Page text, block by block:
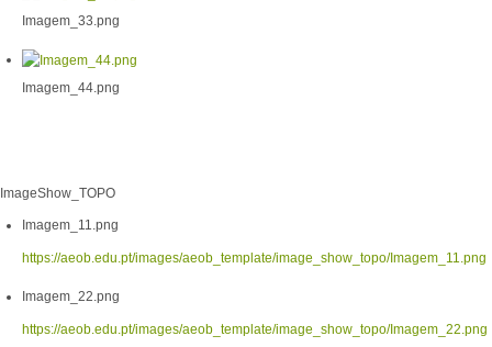
Imagem_33.png
Imagem_44.png
ImageShow_TOPO
Imagem_11.png
https://aeob.edu.pt/images/aeob_template/image_show_topo/Imagem_11.png
Imagem_22.png
https://aeob.edu.pt/images/aeob_template/image_show_topo/Imagem_22.png